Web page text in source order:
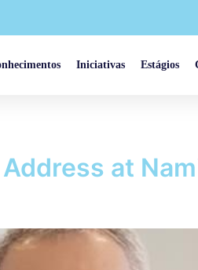
Iniciativas Estágios
at